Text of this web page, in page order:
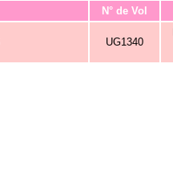
N° de Vol
UG1340